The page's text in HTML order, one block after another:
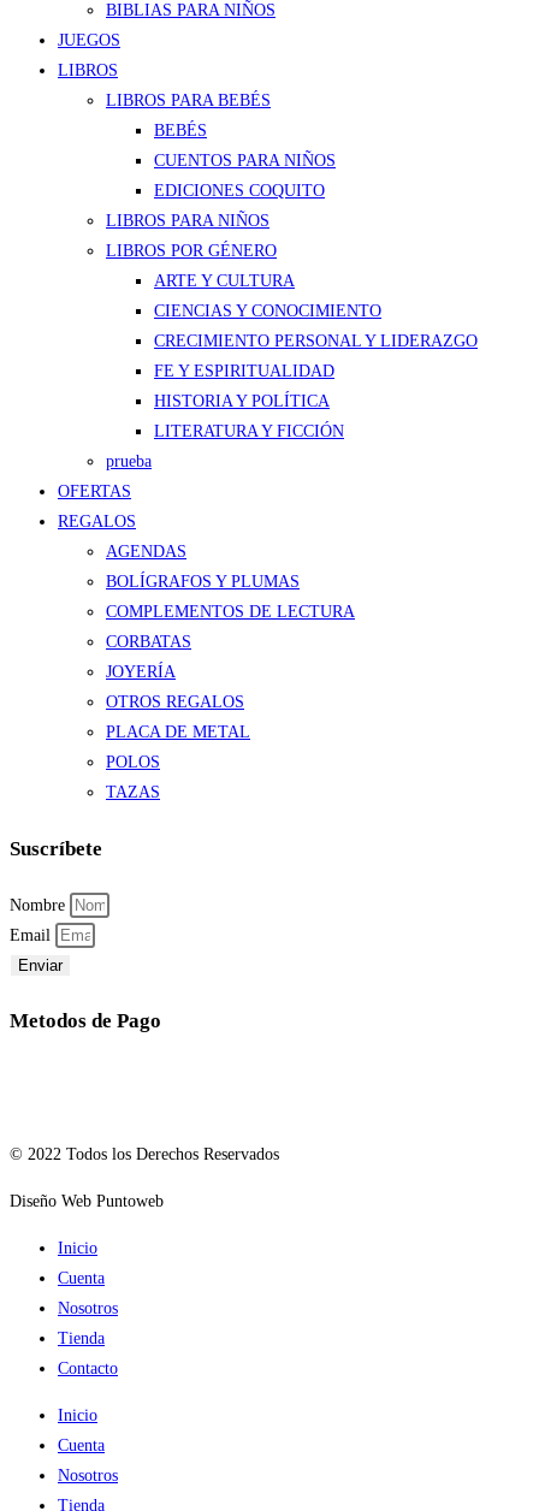
BIBLIAS PARA NIÑOS
JUEGOS
LIBROS
LIBROS PARA BEBÉS
BEBÉS
CUENTOS PARA NIÑOS
EDICIONES COQUITO
LIBROS PARA NIÑOS
LIBROS POR GÉNERO
ARTE Y CULTURA
CIENCIAS Y CONOCIMIENTO
CRECIMIENTO PERSONAL Y LIDERAZGO
FE Y ESPIRITUALIDAD
HISTORIA Y POLÍTICA
LITERATURA Y FICCIÓN
prueba
OFERTAS
REGALOS
AGENDAS
BOLÍGRAFOS Y PLUMAS
COMPLEMENTOS DE LECTURA
CORBATAS
JOYERÍA
OTROS REGALOS
PLACA DE METAL
POLOS
TAZAS
Suscríbete
Nombre
Email
Enviar
Metodos de Pago
© 2022 Todos los Derechos Reservados
Diseño Web Puntoweb
Inicio
Cuenta
Nosotros
Tienda
Contacto
Inicio
Cuenta
Nosotros
Tienda